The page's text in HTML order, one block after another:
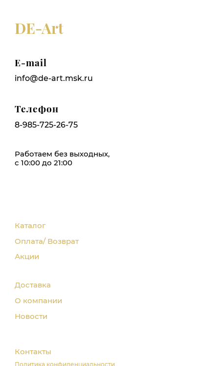
DE-Art
E-mail
info@de-art.msk.ru
Телефон
8-985-725-26-75
Работаем без выходных,
с 10:00 до 21:00
Каталог
Оплата/ Возврат
Акции
Доставка
О компании
Новости
Контакты
Политика конфиденциальности